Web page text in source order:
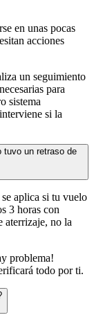
en unas pocas
acciones
un seguimiento
para
sistema
si la
tuvo un retraso de
aplica si tu vuelo
3 horas con
aterrizaje, no la
problema!
todo por ti.